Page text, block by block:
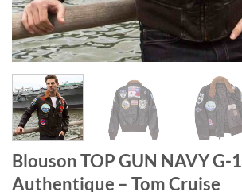
Blouson TOP GUN NAVY G-1
Authentique – Tom Cruise